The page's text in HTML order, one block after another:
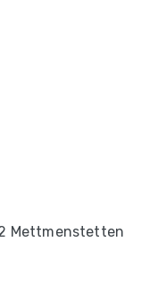
Mettmenstetten